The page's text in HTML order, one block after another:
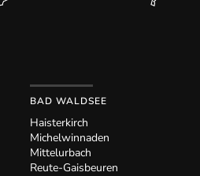
BAD WALDSEE
Haisterkirch
Michelwinnaden
Mittelurbach
Reute-Gaisbeuren